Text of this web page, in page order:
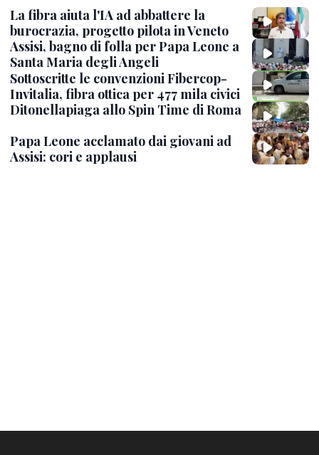
La fibra aiuta l'IA ad abbattere la
burocrazia, progetto pilota in Veneto
Assisi, bagno di folla per Papa Leone a
Santa Maria degli Angeli
Sottoscritte le convenzioni Fibercop-
Invitalia, fibra ottica per 477 mila civici
Ditonellapiaga allo Spin Time di Roma
Papa Leone acclamato dai giovani ad
Assisi: cori e applausi